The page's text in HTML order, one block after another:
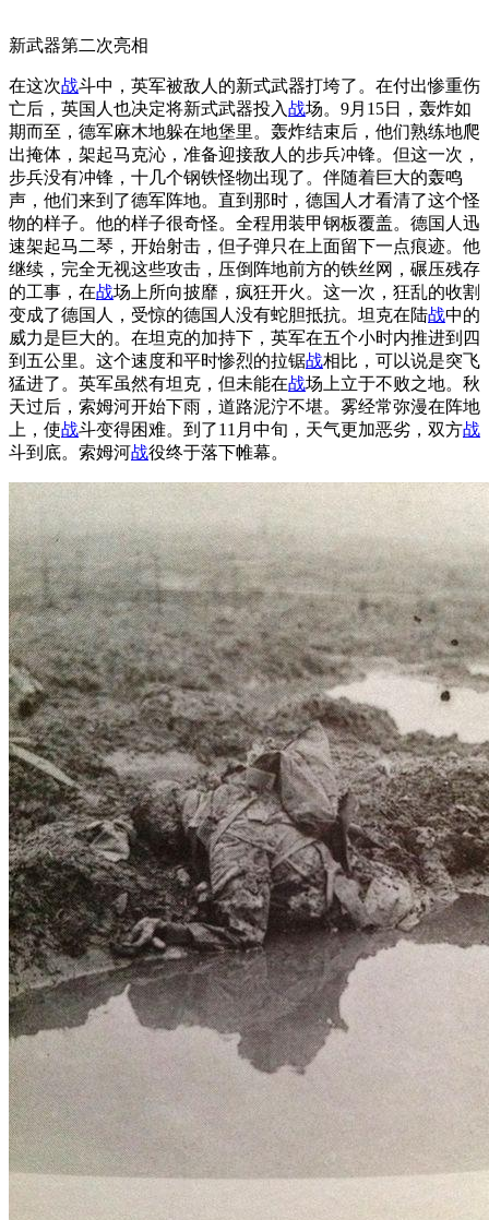
新武器第二次亮相
在这次战斗中，英军被敌人的新式武器打垮了。在付出惨重伤
亡后，英国人也决定将新式武器投入战场。9月15日，轰炸如
期而至，德军麻木地躲在地堡里。轰炸结束后，他们熟练地爬
出掩体，架起马克沁，准备迎接敌人的步兵冲锋。但这一次，
步兵没有冲锋，十几个钢铁怪物出现了。伴随着巨大的轰鸣
声，他们来到了德军阵地。直到那时，德国人才看清了这个怪
物的样子。他的样子很奇怪。全程用装甲钢板覆盖。德国人迅
速架起马二琴，开始射击，但子弹只在上面留下一点痕迹。他
继续，完全无视这些攻击，压倒阵地前方的铁丝网，碾压残存
的工事，在战场上所向披靡，疯狂开火。这一次，狂乱的收割
变成了德国人，受惊的德国人没有蛇胆抵抗。坦克在陆战中的
威力是巨大的。在坦克的加持下，英军在五个小时内推进到四
到五公里。这个速度和平时惨烈的拉锯战相比，可以说是突飞
猛进了。英军虽然有坦克，但未能在战场上立于不败之地。秋
天过后，索姆河开始下雨，道路泥泞不堪。雾经常弥漫在阵地
上，使战斗变得困难。到了11月中旬，天气更加恶劣，双方战
斗到底。索姆河战役终于落下帷幕。